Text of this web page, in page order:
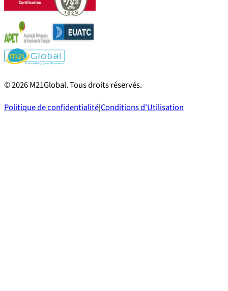
©2026M21Global.Tous droits réservés.
Politique de confidentialité|Conditions d'Utilisation